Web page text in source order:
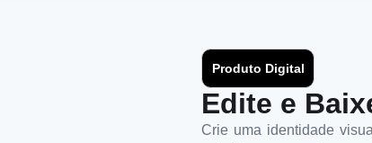
Produto Digital
Edite e
Crie uma identidade